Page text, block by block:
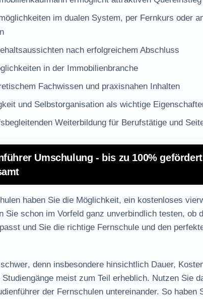
im dualen System, per Fernkurs oder
nach erfolgreichem Abschluss
in der Immobilienbranche
Fachwissen und praxisnahen Inhalten
und Selbstorganisation als wichtige
Weiterbildung für Berufstätige und
Umschulung - bis zu 100%
haben Sie die Möglichkeit, ein kostenloses
Sie schon im Vorfeld ganz unverbindlich testen, ob
und Sie die richtige Fernschule und den
, denn insbesondere hinsichtlich Dauer,
meist zum Teil erheblich. Nutzen Sie
der Fernschulen untereinander. So haben